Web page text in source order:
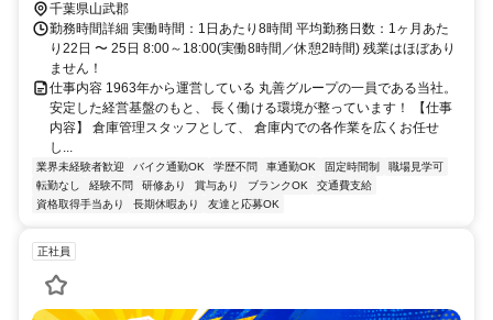
千葉県山武郡
勤務時間詳細 実働時間：1日あたり8時間 平均勤務日数：1ヶ月あた
り22日 〜 25日 8:00～18:00(実働8時間／休憩2時間) 残業はほぼあり
ません！
仕事内容 1963年から運営している 丸善グループの一員である当社。
安定した経営基盤のもと、 長く働ける環境が整っています！ 【仕事
内容】 倉庫管理スタッフとして、 倉庫内での各作業を広くお任せ
し...
業界未経験者歓迎 バイク通勤OK 学歴不問 車通勤OK 固定時間制
職場見学可
転勤なし
経験不問 研修あり 賞与あり ブランクOK
交通費支給
資格取得手当あり
長期休暇あり 友達と応募OK
正社員